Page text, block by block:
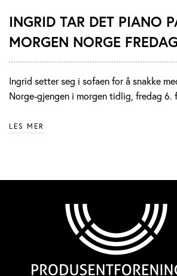
INGRID TAR DET PIANO
MORGEN NORGE
Ingrid setter seg i sofaen for å snakke
Norge-gjengen i morgen tidlig, fredag 6.
LES MER